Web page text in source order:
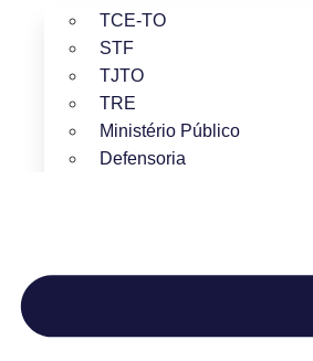
TCE-TO
STF
TJTO
TRE
Ministério Público
Defensoria